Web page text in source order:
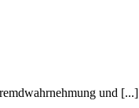
und [...]